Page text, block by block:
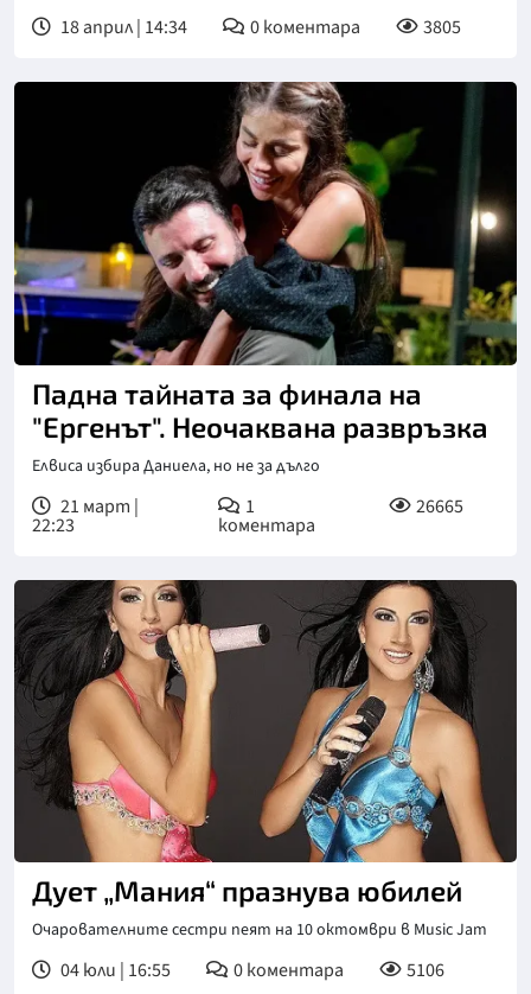
18 април | 14:34 0коментара 3805
Падна тайната за финала на
"Ергенът". Неочаквана развръзка
Елвиса избира Даниела, но не за дълго
21 март |
22:23
1
коментара
26665
Дует „Мания“ празнува юбилей
Очарователните сестри пеят на 10 октомври в Music Jam
04 юли | 16:55 0коментара 5106